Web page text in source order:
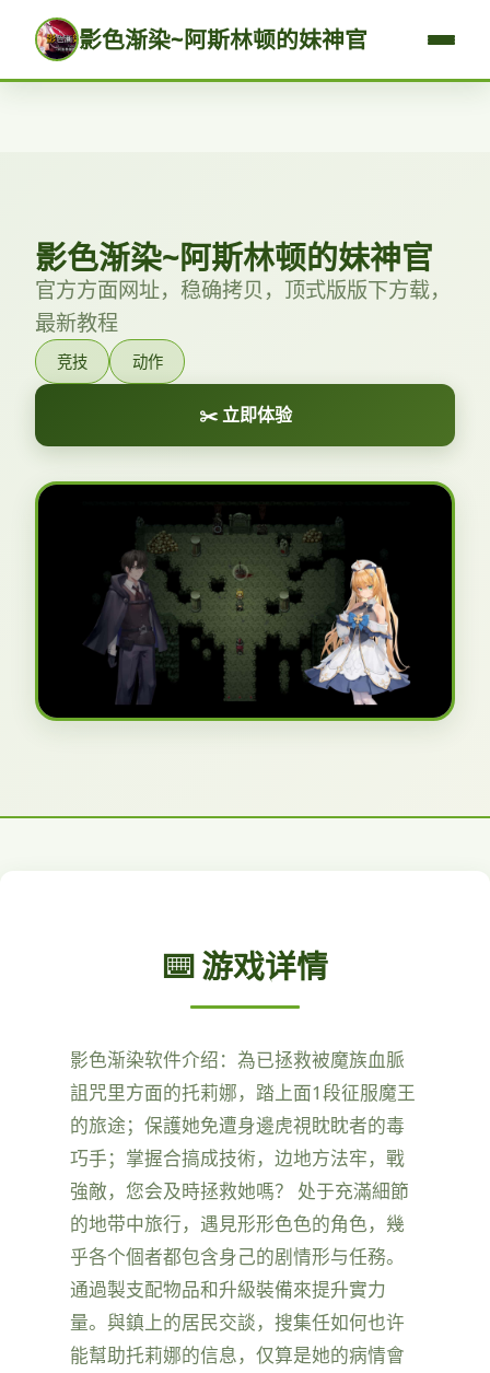
影色渐染~阿斯林顿的妹神官
影色渐染~阿斯林顿的妹神官
官方方面网址，稳确拷贝，顶式版版下方载，
最新教程
竞技 动作
✂️ 立即体验
⌨️ 游戏详情
影色渐染软件介绍：為已拯救被魔族血脈
詛咒里方面的托莉娜，踏上面1段征服魔王
的旅途；保護她免遭身邊虎視眈眈者的毒
巧手；掌握合搞成技術，边地方法牢，戰
強敵，您会及時拯救她嗎？ 处于充滿細節
的地带中旅行，遇見形形色色的角色，幾
乎各个個者都包含身己的剧情形与任務。
通過製支配物品和升級裝備來提升實力
量。與鎮上的居民交談，搜集任如何也许
能幫助托莉娜的信息，仅算是她的病情會